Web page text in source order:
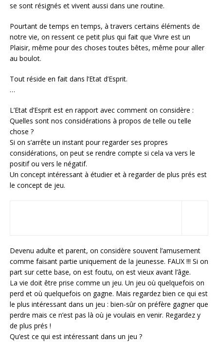
se sont résignés et vivent aussi dans une routine.
Pourtant de temps en temps, à travers certains éléments de
notre vie, on ressent ce petit plus qui fait que Vivre est un
Plaisir, même pour des choses toutes bêtes, même pour aller
au boulot.
Tout réside en fait dans l’Etat d’Esprit.
…
L’Etat d’Esprit est en rapport avec comment on considère :
Quelles sont nos considérations à propos de telle ou telle
chose ?
Si on s’arrête un instant pour regarder ses propres
considérations, on peut se rendre compte si cela va vers le
positif ou vers le négatif.
Un concept intéressant à étudier et à regarder de plus prés est
le concept de jeu.
Devenu adulte et parent, on considère souvent l’amusement
comme faisant partie uniquement de la jeunesse. FAUX !!! Si on
part sur cette base, on est foutu, on est vieux avant l’âge.
La vie doit être prise comme un jeu. Un jeu où quelquefois on
perd et où quelquefois on gagne. Mais regardez bien ce qui est
le plus intéressant dans un jeu : bien-sûr on préfère gagner que
perdre mais ce n’est pas là où je voulais en venir. Regardez y
de plus prés !
Qu’est ce qui est intéressant dans un jeu ?